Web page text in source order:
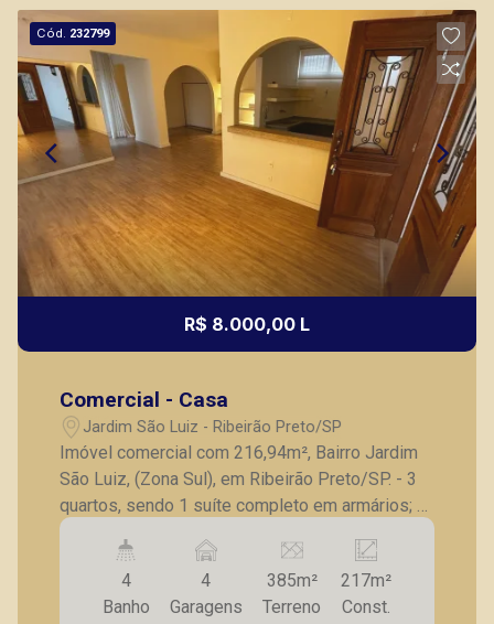
Cód. 232799
R$ 8.000,00 L
Comercial - Casa
Jardim São Luiz - Ribeirão Preto/SP
Imóvel comercial com 216,94m², Bairro Jardim
São Luiz, (Zona Sul), em Ribeirão Preto/SP. - 3
quartos, sendo 1 suíte completo em armários; -
Lavabo; - Sala; - Cozinha; - Lavanderia; - Varanda
gourmet com churrasqueira; - Amplo quintal e
corredor lateral; - 4 vagas de garagem recuadas;
- Excelente localização em avenida de grande
4
Banho
4
Garagens
385m²
Terreno
217m²
Const.